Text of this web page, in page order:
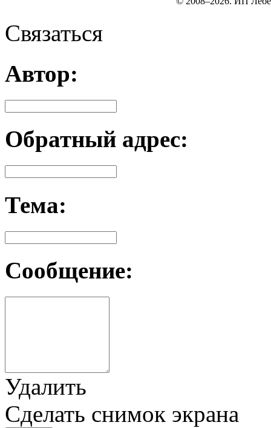
Связаться
Автор:
Обратный адрес:
Тема:
Сообщение:
Удалить
Сделать снимок экрана